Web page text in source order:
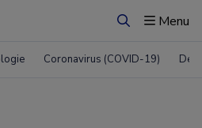
ZoekenMenu
Coronavirus (COVID-19)